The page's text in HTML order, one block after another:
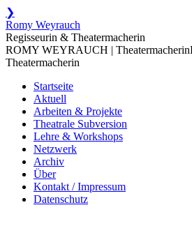
❯
Zum
Inhalt
springen
Romy Weyrauch
Regisseurin & Theatermacherin
ROMY WEYRAUCH | Theatermacherin
Theatermacherin
Startseite
Aktuell
Arbeiten & Projekte
Theatrale Subversion
Lehre & Workshops
Netzwerk
Archiv
Über
Kontakt / Impressum
Datenschutz